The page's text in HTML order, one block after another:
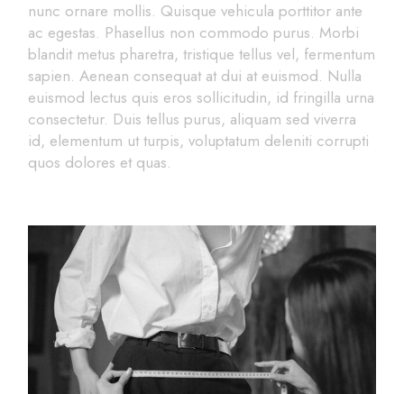
nunc ornare mollis. Quisque vehicula porttitor ante
ac egestas. Phasellus non commodo purus. Morbi
blandit metus pharetra, tristique tellus vel, fermentum
sapien. Aenean consequat at dui at euismod. Nulla
euismod lectus quis eros sollicitudin, id fringilla urna
consectetur. Duis tellus purus, aliquam sed viverra
id, elementum ut turpis, voluptatum deleniti corrupti
quos dolores et quas.